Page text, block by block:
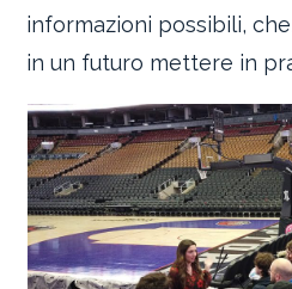
informazioni possibili,
in un futuro mettere in